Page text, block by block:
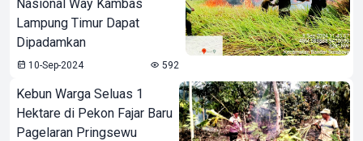
Nasional Way Kambas
Lampung Timur Dapat
Dipadamkan
10-Sep-2024 592
Kebun Warga Seluas 1
Hektare di Pekon Fajar Baru
Pagelaran Pringsewu